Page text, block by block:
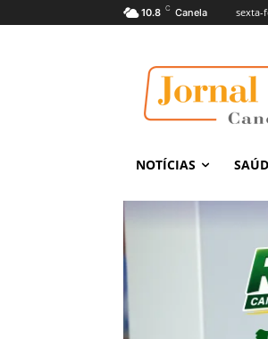
10.8 C Canela sexta-
NOTÍCIAS